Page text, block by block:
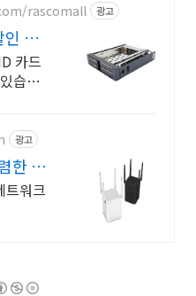
rascomall 광고
당
카드
습니
광고
한 가
트워크